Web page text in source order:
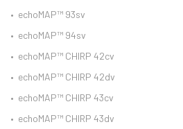
• echoMAP™ 93sv
• echoMAP™ 94sv
• echoMAP™ CHIRP 42cv
• echoMAP™ CHIRP 42dv
• echoMAP™ CHIRP 43cv
• echoMAP™ CHIRP 43dv